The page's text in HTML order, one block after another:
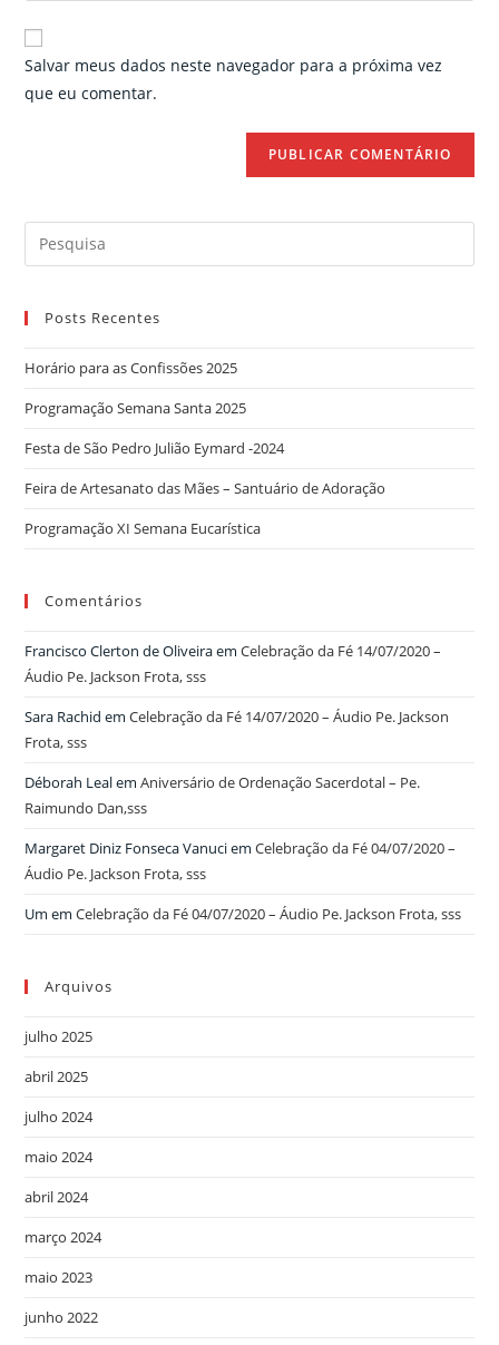
comment
website
URL
Salvar meus dados neste navegador para a próxima vez
que eu comentar.
Search
for:
Posts Recentes
Horário para as Confissões 2025
Programação Semana Santa 2025
Festa de São Pedro Julião Eymard -2024
Feira de Artesanato das Mães – Santuário de Adoração
Programação XI Semana Eucarística
Comentários
Francisco Clerton de OliveiraemCelebração da Fé 14/07/2020 –
Áudio Pe. Jackson Frota, sss
Sara Rachid emCelebração da Fé 14/07/2020 – Áudio Pe. Jackson
Frota, sss
Déborah LealemAniversário de Ordenação Sacerdotal – Pe.
Raimundo Dan,sss
Margaret Diniz Fonseca VanuciemCelebração da Fé 04/07/2020 –
Áudio Pe. Jackson Frota, sss
Um emCelebração da Fé 04/07/2020 – Áudio Pe. Jackson Frota, sss
Arquivos
julho 2025
abril 2025
julho 2024
maio 2024
abril 2024
março 2024
maio 2023
junho 2022